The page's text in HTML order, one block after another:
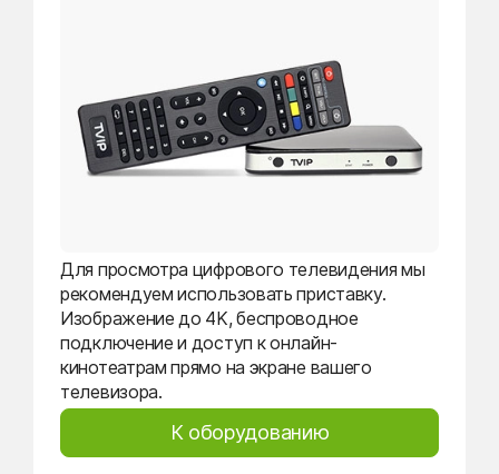
Для просмотра цифрового телевидения мы
рекомендуем использовать приставку.
Изображение до 4K, беспроводное
подключение и доступ к онлайн-
кинотеатрам прямо на экране вашего
телевизора.
К оборудованию